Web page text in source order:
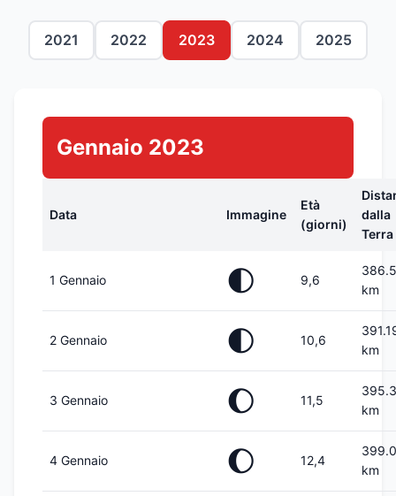
2021 2022 2023 2024 2025
Gennaio 2023
Data Immagine
Età
(giorni)
dalla
Terra
1 Gennaio 🌓 9,6
km
2 Gennaio 🌓 10,6
km
3 Gennaio 🌔 11,5
km
4 Gennaio 🌔 12,4
km